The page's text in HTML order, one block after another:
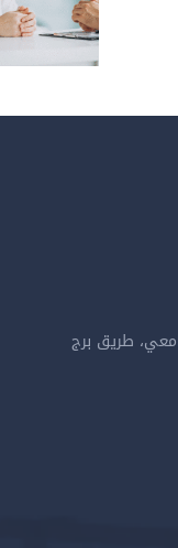
طريق برج